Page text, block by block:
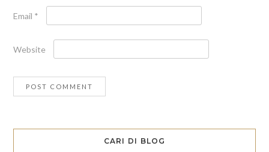
Email *
Website
CARI DI BLOG